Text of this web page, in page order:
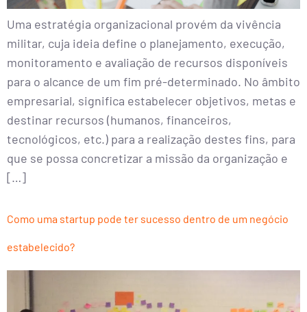
Uma estratégia organizacional provém da vivência
militar, cuja ideia define o planejamento, execução,
monitoramento e avaliação de recursos disponíveis
para o alcance de um fim pré-determinado. No âmbito
empresarial, significa estabelecer objetivos, metas e
destinar recursos (humanos, financeiros,
tecnológicos, etc.) para a realização destes fins, para
que se possa concretizar a missão da organização e
[…]
Como uma startup pode ter sucesso dentro de um negócio
estabelecido?